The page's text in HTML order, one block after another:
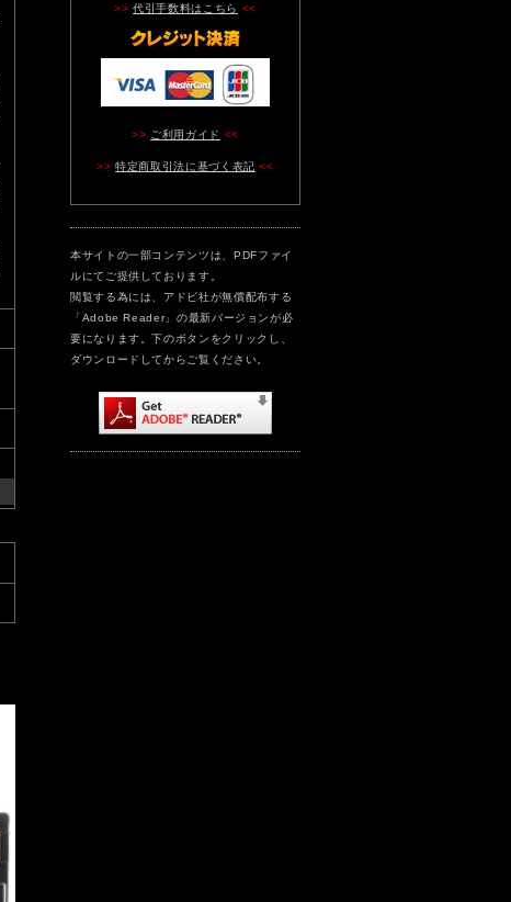
>> 代引手数料はこちら <<
>> ご利用ガイド <<
>> 特定商取引法に基づく表記 <<
本サイトの一部コンテンツは、PDFファイ
ルにてご提供しております。
閲覧する為には、アドビ社が無償配布する
「Adobe Reader」の最新バージョンが必
要になります。下のボタンをクリックし、
ダウンロードしてからご覧ください。